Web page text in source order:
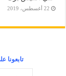
22 أغسطس، 2019
تابعونا